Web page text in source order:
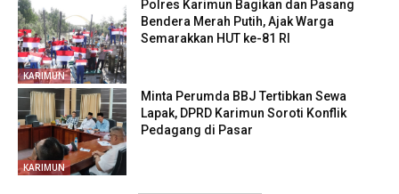
KARIMUN
Polres Karimun Bagikan dan Pasang
Bendera Merah Putih, Ajak Warga
Semarakkan HUT ke-81 RI
KARIMUN
Minta Perumda BBJ Tertibkan Sewa
Lapak, DPRD Karimun Soroti Konflik
Pedagang di Pasar